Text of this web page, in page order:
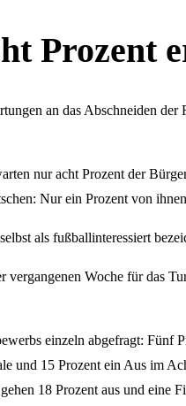
Prozent
an das Abschneiden
nur acht Prozent der
Nur ein Prozent von
als fußballinteressiert
vergangenen Woche für das
einzeln abgefragt:
und 15 Prozent ein Aus im
18 Prozent aus und eine